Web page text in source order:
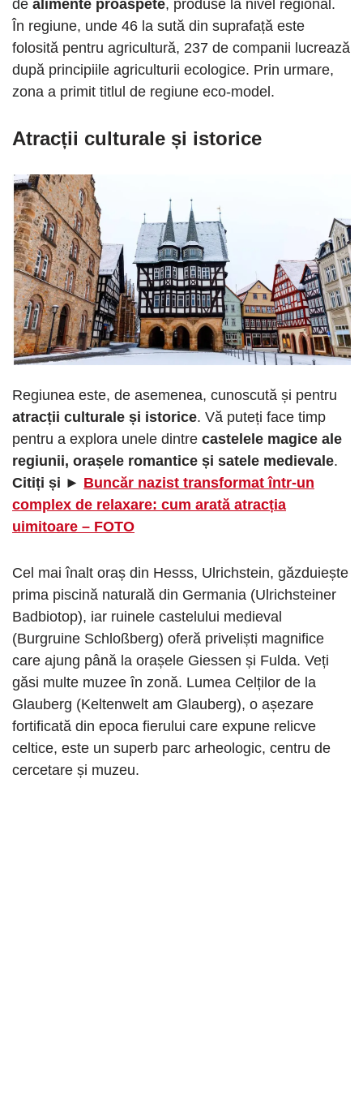
de alimente proaspete, produse la nivel regional.
În regiune, unde 46 la sută din suprafață este
folosită pentru agricultură, 237 de companii lucrează
după principiile agriculturii ecologice. Prin urmare,
zona a primit titlul de regiune eco-model.
Atracții culturale și istorice
Regiunea este, de asemenea, cunoscută și pentru
atracții culturale și istorice. Vă puteți face timp
pentru a explora unele dintre castelele magice ale
regiunii, orașele romantice și satele medievale.
Citiți și ► Buncăr nazist transformat într-un
complex de relaxare: cum arată atracția
uimitoare – FOTO
Cel mai înalt oraș din Hesss, Ulrichstein, găzduiește
prima piscină naturală din Germania (Ulrichsteiner
Badbiotop), iar ruinele castelului medieval
(Burgruine Schloßberg) oferă priveliști magnifice
care ajung până la orașele Giessen și Fulda. Veți
găsi multe muzee în zonă. Lumea Celților de la
Glauberg (Keltenwelt am Glauberg), o așezare
fortificată din epoca fierului care expune relicve
celtice, este un superb parc arheologic, centru de
cercetare și muzeu.